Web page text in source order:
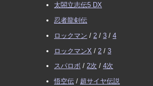
太閤立志伝5 DX
忍者龍剣伝
ロックマン / 2 / 3 / 4
ロックマンX / 2 / 3
スパロボ / 2次 / 4次
悟空伝 / 超サイヤ伝説